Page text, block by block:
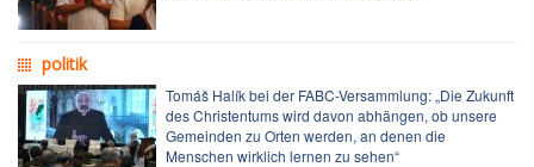
politik
Tomáš Halík bei der FABC-Versammlung: „Die Zukunft
des Christentums wird davon abhängen, ob unsere
Gemeinden zu Orten werden, an denen die
Menschen wirklich lernen zu sehen“